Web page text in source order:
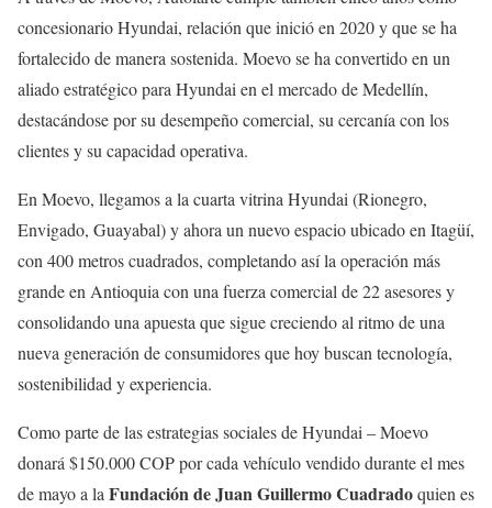
concesionario Hyundai, relación que inició en 2020 y que se ha
fortalecido de manera sostenida. Moevo se ha convertido en un
aliado estratégico para Hyundai en el mercado de Medellín,
destacándose por su desempeño comercial, su cercanía con los
clientes y su capacidad operativa.
En Moevo, llegamos a la cuarta vitrina Hyundai (Rionegro,
Envigado, Guayabal) y ahora un nuevo espacio ubicado en Itagüí,
con 400 metros cuadrados, completando así la operación más
grande en Antioquia con una fuerza comercial de 22 asesores y
consolidando una apuesta que sigue creciendo al ritmo de una
nueva generación de consumidores que hoy buscan tecnología,
sostenibilidad y experiencia.
Como parte de las estrategias sociales de Hyundai – Moevo
donará $150.000 COP por cada vehículo vendido durante el mes
de mayo a la Fundación de Juan Guillermo Cuadradoquien es